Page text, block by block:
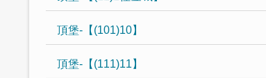
頂堡-【(101)10】
頂堡-【(111)11】